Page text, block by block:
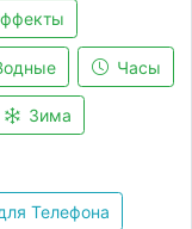
Часы
Зима
Телефона